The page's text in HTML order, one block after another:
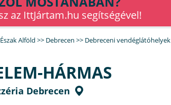
az IttJártam.hu segítségével!
Észak Alföld >> Debrecen >> Debreceni vendéglátóhelyek
HÁRMAS
Debrecen